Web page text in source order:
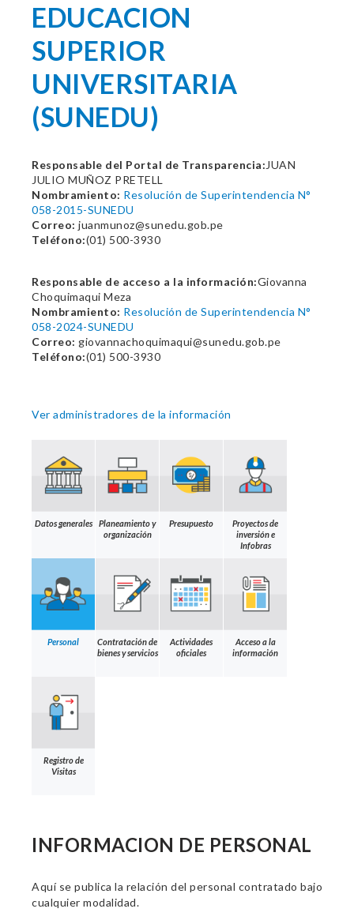
EDUCACION
SUPERIOR
UNIVERSITARIA
(SUNEDU)
Responsable del Portal de Transparencia: JUAN
JULIO MUÑOZ PRETELL
Nombramiento: Resolución de Superintendencia N°
058-2015-SUNEDU
Correo: juanmunoz@sunedu.gob.pe
Teléfono:(01) 500-3930
Responsable de acceso a la información:Giovanna
Choquimaqui Meza
Nombramiento: Resolución de Superintendencia N°
058-2024-SUNEDU
Correo: giovannachoquimaqui@sunedu.gob.pe
Teléfono:(01) 500-3930
Ver administradores de la información
Datos generales
Planeamiento y
organización
Presupuesto
Proyectos de
inversión e
Infobras
Personal
Contratación de
bienes y servicios
Actividades
oficiales
Acceso a la
información
Registro de
Visitas
INFORMACION DE PERSONAL
Aquí se publica la relación del personal contratado bajo
cualquier modalidad.